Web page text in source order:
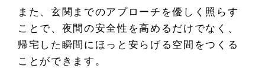
また、玄関までのアプローチを優しく照らす
ことで、夜間の安全性を高めるだけでなく、
帰宅した瞬間にほっと安らげる空間をつくる
ことができます。